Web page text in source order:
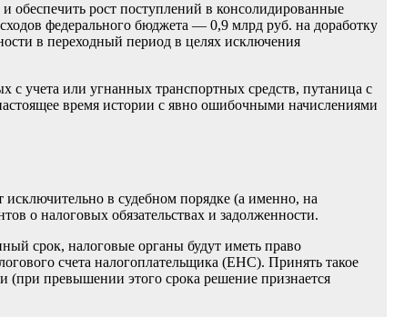
обеспечить рост поступлений в консолидированные
федерального бюджета — 0,9 млрд руб. на доработку
в переходный период в целях исключения
учета или угнанных транспортных средств, путаница с
время истории с явно ошибочными начислениями
исключительно в судебном порядке (а именно, на
о налоговых обязательствах и задолженности.
срок, налоговые органы будут иметь право
счета налогоплательщика (ЕНС). Принять такое
(при превышении этого срока решение признается